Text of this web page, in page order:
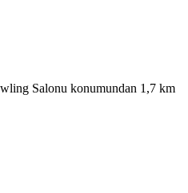
Salonu konumundan 1,7 km